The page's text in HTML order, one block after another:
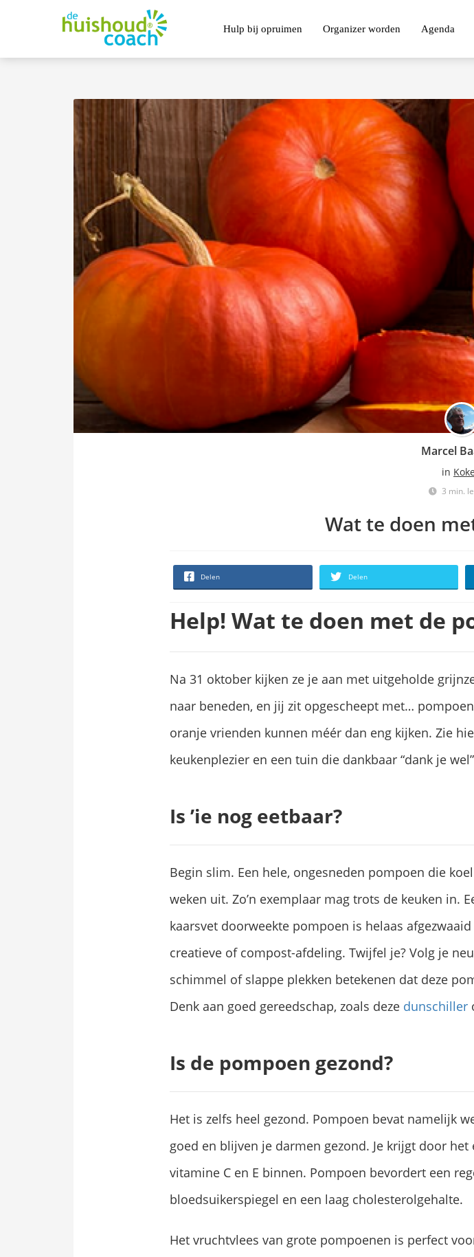
Hulp bij opruimen Organizer worden Agenda
Marcel
in
3 min.
Wat te doen
Delen Delen
Help! Wat te doen met de
Na 31 oktober kijken ze je aan met uitgeholde
naar beneden, en jij zit opgescheept met…
oranje vrienden kunnen méér dan eng kijken. Zie
keukenplezier en een tuin die dankbaar “dank je
Is ’ie nog eetbaar?
Begin slim. Een hele, ongesneden pompoen die
weken uit. Zo’n exemplaar mag trots de keuken in.
kaarsvet doorweekte pompoen is helaas
creatieve of compost-afdeling. Twijfel je? Volg je
schimmel of slappe plekken betekenen dat deze
Denk aan goed gereedschap, zoals deze dunschiller
Is de pompoen gezond?
Het is zelfs heel gezond. Pompoen bevat namelijk
goed en blijven je darmen gezond. Je krijgt door
vitamine C en E binnen. Pompoen bevordert een
bloedsuikerspiegel en een laag cholesterolgehalte.
Het vruchtvlees van grote pompoenen is perfect